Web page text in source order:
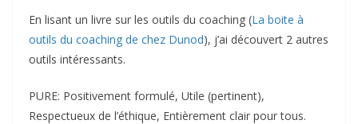
En lisant un livre sur les outils du coaching (La boite à
outils du coaching de chez Dunod), j’ai découvert 2 autres
outils intéressants.
PURE: Positivement formulé, Utile (pertinent),
Respectueux de l’éthique, Entièrement clair pour tous.